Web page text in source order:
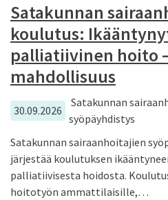
Satakunnan
koulutus:
palliatiivinen hoito
mahdollisuus
30.09.2026
Satakunnan
syöpäyhdistys
Satakunnan sairaanhoitajien
järjestää koulutuksen
palliatiivisesta hoidosta.
hoitotyön ammattilaisille,…